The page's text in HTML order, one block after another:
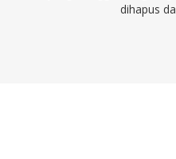
dihapus